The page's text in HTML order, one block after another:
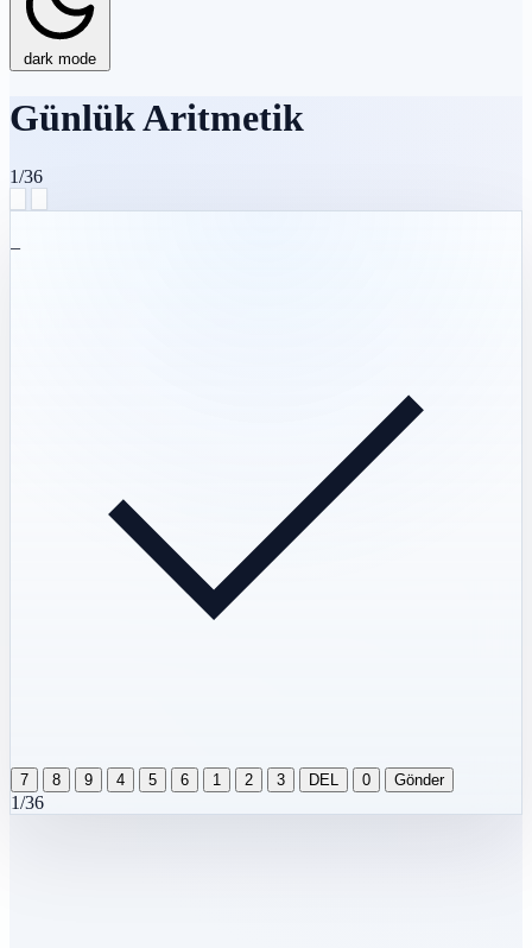
dark mode
Günlük Aritmetik
1/36
7 8 9 4 5 6 1 2 3 DEL 0 Gönder
1/36